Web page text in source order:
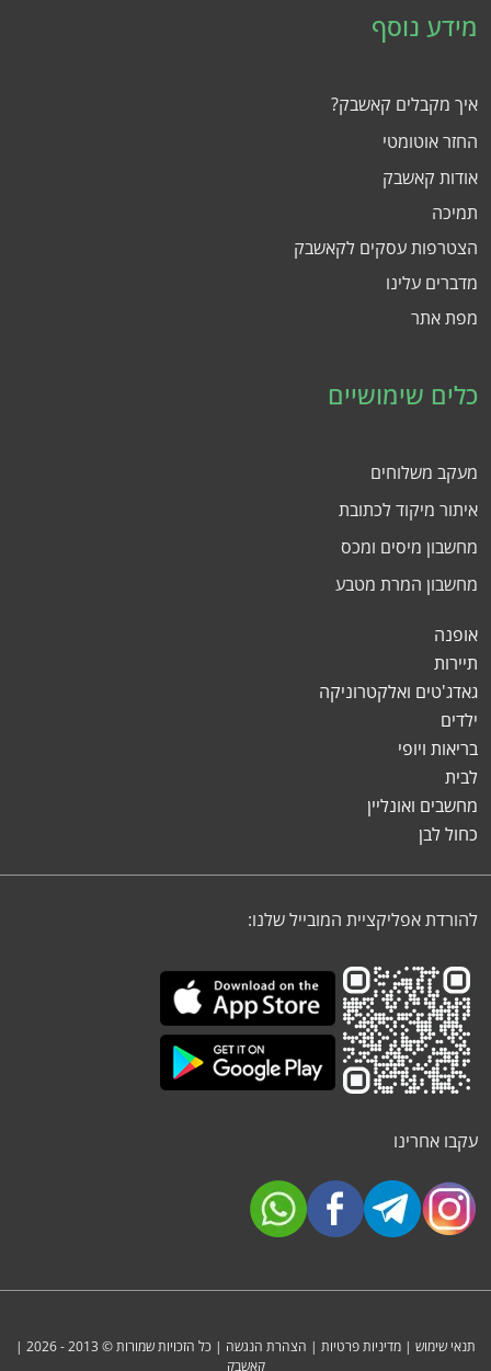
מידע נוסף
איך מקבלים קאשבק?
החזר אוטומטי
אודות קאשבק
תמיכה
הצטרפות עסקים לקאשבק
מדברים עלינו
מפת אתר
כלים שימושיים
מעקב משלוחים
איתור מיקוד לכתובת
מחשבון מיסים ומכס
מחשבון המרת מטבע
אופנה
תיירות
גאדג'טים ואלקטרוניקה
ילדים
בריאות ויופי
לבית
מחשבים ואונליין
כחול לבן
להורדת אפליקציית המובייל שלנו:
עקבו אחרינו
תנאי שימוש | מדיניות פרטיות | הצהרת הנגשה | כל הזכויות שמורות © 2013 - 2026 |
קאשבק